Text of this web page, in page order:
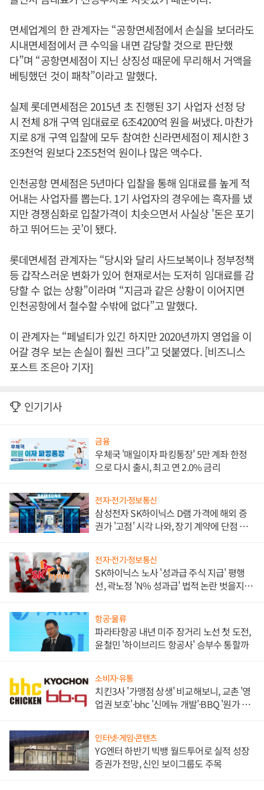
면세업계의 한 관계자는 “공항면세점에서 손실을 보더라도
시내면세점에서 큰 수익을 내면 감당할 것으로 판단했
다”며 “공항면세점이 지닌 상징성 때문에 무리해서 거액을
베팅했던 것이 패착”이라고 말했다.
실제 롯데면세점은 2015년 초 진행된 3기 사업자 선정 당
시 전체 8개 구역 임대료로 6조4200억 원을 써냈다. 마찬가
지로 8개 구역 입찰에 모두 참여한 신라면세점이 제시한 3
조9천억 원보다 2조5천억 원이나 많은 액수다.
인천공항 면세점은 5년마다 입찰을 통해 임대료를 높게 적
어내는 사업자를 뽑는다. 1기 사업자의 경우에는 흑자를 냈
지만 경쟁심화로 입찰가격이 치솟으면서 사실상 '돈은 포기
하고 뛰어드는 곳’이 됐다.
롯데면세점 관계자는 “당시와 달리 사드보복이나 정부정책
등 갑작스러운 변화가 있어 현재로서는 도저히 임대료를 감
당할 수 없는 상황”이라며 “지금과 같은 상황이 이어지면
인천공항에서 철수할 수밖에 없다”고 말했다.
이 관계자는 “페널티가 있긴 하지만 2020년까지 영업을 이
어갈 경우 보는 손실이 훨씬 크다”고 덧붙였다. [비즈니스
포스트 조은아 기자]
인기기사
금융
우체국 '매일이자 파킹통장' 5만 계좌 한정
으로 다시 출시, 최고 연 2.0% 금리
전자·전기·정보통신
삼성전자 SK하이닉스 D램 가격에 해외 증
권가 '고점' 시각 나와, 장기 계약에 단점 부
전자·전기·정보통신
SK하이닉스 노사 '성과급 주식 지급' 평행
선, 곽노정 'N% 성과급' 법적 논란 벗을지 주
항공·물류
파라타항공 내년 미주 장거리 노선 첫 도전,
윤철민 '하이브리드 항공사' 승부수 통할까
소비자·유통
치킨3사 '가맹점 상생' 비교해보니, 교촌 '영
업권 보호'·bhc '신메뉴 개발'·BBQ '원가 부
인터넷·게임·콘텐츠
YG엔터 하반기 빅뱅 월드투어로 실적 성장
증권가 전망, 신인 보이그룹도 주목